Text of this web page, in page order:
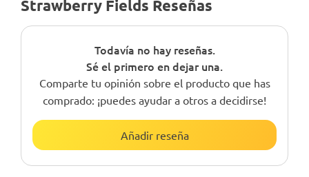
Strawberry Fields Reseñas
Todavía no hay reseñas.
Sé el primero en dejar una.
Comparte tu opinión sobre el producto que has
comprado: ¡puedes ayudar a otros a decidirse!
Añadir reseña